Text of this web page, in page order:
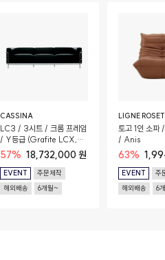
CASSINA
LC3 / 3시트 / 크롬 프레임
/ Y등급 (Grafite LCX,
13Y414) / 구스폼
57% 18,732,000 원
EVENT
주문제작
해외배송
6개월~
LIGNE ROSET
토고 1인 소
/ Anis
63%
EVENT
주
해외배송
6